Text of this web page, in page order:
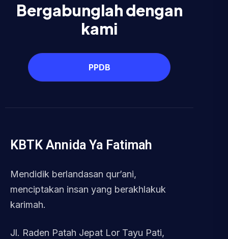
Bergabunglah dengan
kami
PPDB
KBTK Annida Ya Fatimah
Mendidik berlandasan qur’ani,
menciptakan insan yang berakhlakuk
karimah.
Jl. Raden Patah Jepat Lor Tayu Pati,